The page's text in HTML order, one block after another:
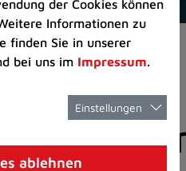
der Cookies können
Informationen zu
finden Sie in unserer
bei uns im Impressum.
Einstellungen
ablehnen